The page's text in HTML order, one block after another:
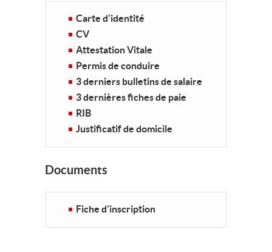
Carte d'identité
CV
Attestation Vitale
Permis de conduire
3 derniers bulletins de salaire
3 dernières fiches de paie
RIB
Justificatif de domicile
Documents
Fiche d'inscription